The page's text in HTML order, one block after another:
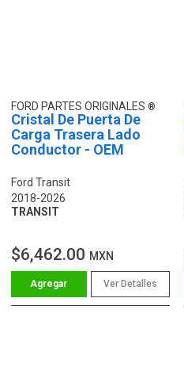
FORD PARTES ORIGINALES
Cristal De Puerta De
Carga Trasera Lado
Conductor - OEM
Ford Transit
2018-2026
TRANSIT
$6,462.00 MXN
Ver Detalles